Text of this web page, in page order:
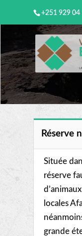
+251 929 04
Réserve
Située
réserve
locales
grande